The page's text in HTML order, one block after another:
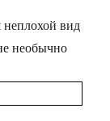
неплохой вид
необычно